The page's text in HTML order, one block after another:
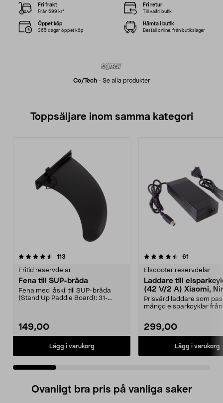
Co/tech- Se alla produkter
Fri frakt
Från 599 kr*
Fri retur
Till valfri butik
Öppet köp
365 dagar öppet köp
Hämta i butik
Beställ online, från butikslager
Toppsäljare inom samma kategori
113
Fritid reservdelar
Fena till SUP-bräda
Fena med låskil till SUP-bräda
(Stand Up Paddle Board): 31-
149,00
Lägg i varukorg
4.5 av 5 stjärnor 61
Elscooter reservdelar
Laddare till
(42 V/2 A) Xiaomi,
E-Way m.fl.
Prisvärd laddare som
mängd elsparkcyklar från
299,00
Lägg i varukorg
4.5 av 5 stjärnor
Ovanligt bra pris på vanliga saker